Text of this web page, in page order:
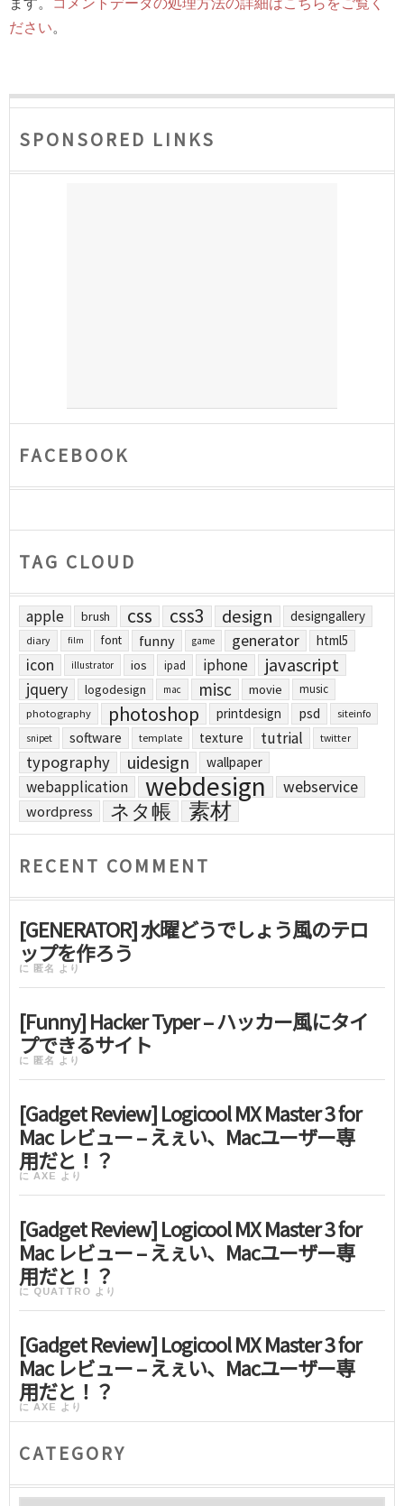
ださい。
SPONSORED LINKS
FACEBOOK
TAG CLOUD
apple brush css css3 design designgallery
diary film font funny game generator html5
icon illustrator ios ipad iphone javascript
jquery logodesign mac misc movie music
photography photoshop printdesign psd siteinfo
snipet software template texture tutrial twitter
typography uidesign wallpaper
webapplication webdesign webservice
wordpress ネタ帳 素材
RECENT COMMENT
[GENERATOR] 水曜どうでしょう風のテロ
ップを作ろう
に 匿名 より
[Funny] Hacker Typer – ハッカー風にタイ
プできるサイト
に 匿名 より
[Gadget Review] Logicool MX Master 3 for
Mac レビュー – えぇい、Macユーザー専
用だと！？
に AXE より
[Gadget Review] Logicool MX Master 3 for
Mac レビュー – えぇい、Macユーザー専
用だと！？
に QUATTRO より
[Gadget Review] Logicool MX Master 3 for
Mac レビュー – えぇい、Macユーザー専
用だと！？
に AXE より
CATEGORY